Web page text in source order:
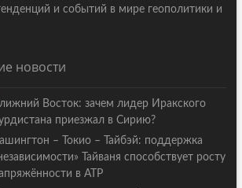
и событий в мире геополитики и
новости
Восток: зачем лидер Иракского
приезжал в Сирию?
– Токио – Тайбэй: поддержка
Тайваня способствует росту
в АТР